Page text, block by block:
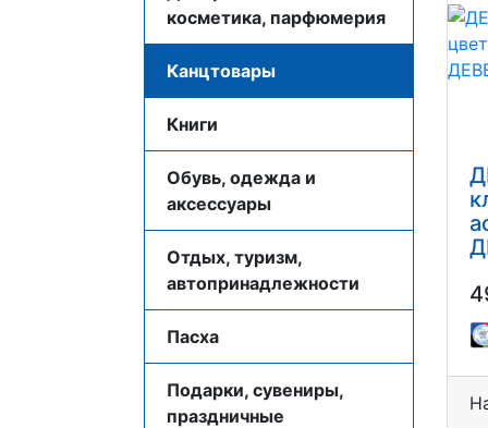
косметика, парфюмерия
Канцтовары
Книги
Обувь, одежда и
аксессуары
Отдых, туризм,
автопринадлежности
Пасха
Подарки, сувениры,
праздничные